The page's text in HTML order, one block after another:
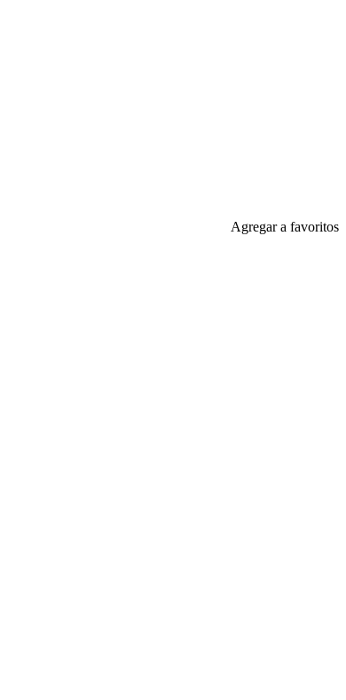
Agregar a favoritos